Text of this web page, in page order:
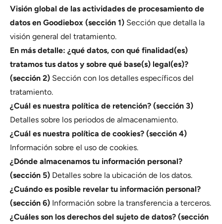
Visión global de las actividades de procesamiento de
datos en Goodiebox (sección 1) Sección que detalla la
visión general del tratamiento.
En más detalle: ¿qué datos, con qué finalidad(es)
tratamos tus datos y sobre qué base(s) legal(es)?
(sección 2) Sección con los detalles específicos del
tratamiento.
¿Cuál es nuestra política de retención? (sección 3)
Detalles sobre los periodos de almacenamiento.
¿Cuál es nuestra política de cookies? (sección 4)
Información sobre el uso de cookies.
¿Dónde almacenamos tu información personal?
(sección 5) Detalles sobre la ubicación de los datos.
¿Cuándo es posible revelar tu información personal?
(sección 6) Información sobre la transferencia a terceros.
¿Cuáles son los derechos del sujeto de datos? (sección